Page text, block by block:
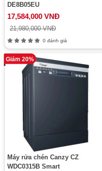
DE8B05EU
17,584,000 VNĐ
21,980,000 VNĐ
0 đánh giá
Giảm 20%
Máy rửa chén Canzy CZ
WDC0315B Smart